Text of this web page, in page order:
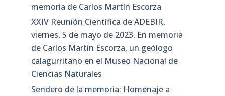
memoria de Carlos Martín Escorza
XXIV Reunión Científica de ADEBIR,
viernes, 5 de mayo de 2023. En memoria
de Carlos Martín Escorza, un geólogo
calagurritano en el Museo Nacional de
Ciencias Naturales
Sendero de la memoria: Homenaje a